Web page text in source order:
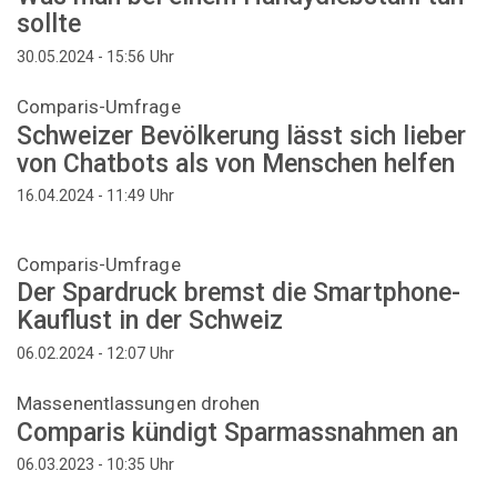
sollte
30.05.2024 - 15:56 Uhr
Comparis-Umfrage
Schweizer Bevölkerung lässt sich lieber
von Chatbots als von Menschen helfen
16.04.2024 - 11:49 Uhr
Comparis-Umfrage
Der Spardruck bremst die Smartphone-
Kauflust in der Schweiz
06.02.2024 - 12:07 Uhr
Massenentlassungen drohen
Comparis kündigt Sparmassnahmen an
06.03.2023 - 10:35 Uhr